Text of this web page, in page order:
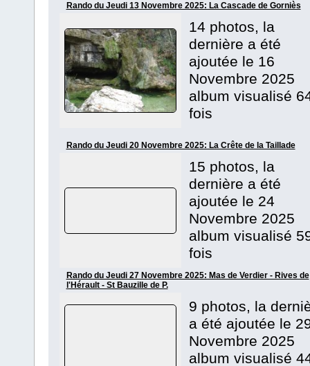
Rando du Jeudi 13 Novembre 2025: La Cascade de Gorniès
14 photos, la
dernière a été
ajoutée le 16
Novembre 2025
album visualisé
fois
Rando du Jeudi 20 Novembre 2025: La Crête de la Taillade
15 photos, la
dernière a été
ajoutée le 24
Novembre 2025
album visualisé
fois
Rando du Jeudi 27 Novembre 2025: Mas de Verdier - Rives de
l'Hérault - St Bauzille de P.
9 photos, la
a été ajoutée le
Novembre 2025
album visualisé